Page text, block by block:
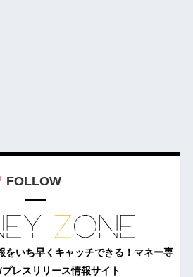
FOLLOW
をいち早くキャッチできる！マネー専
レスリリース情報サイト